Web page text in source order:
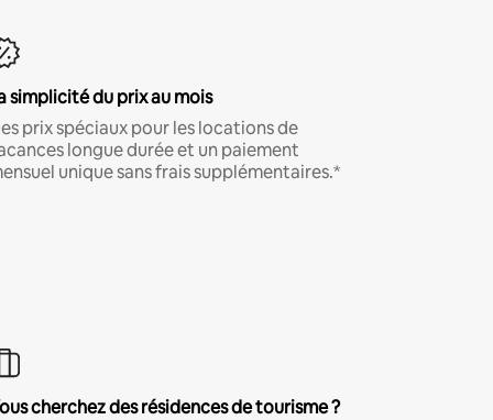
simplicité du prix au mois
prix spéciaux pour les locations de
longue durée et un paiement
unique sans frais supplémentaires.*
cherchez des résidences de tourisme ?